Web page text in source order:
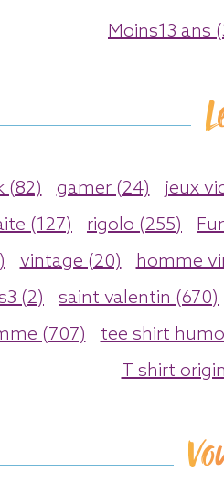
Moins13 ans
(82) gamer (24) jeux
(127)
rigolo (255)
vintage (20) homme
(2) saint valentin (670)
(707)
tee shirt
T shirt